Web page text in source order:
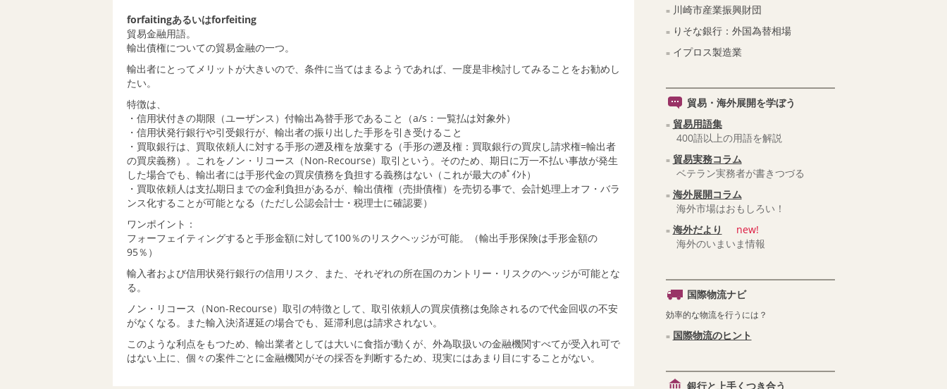
forfaitingあるいはforfeiting
貿易金融用語。
輸出債権についての貿易金融の一つ。
輸出者にとってメリットが大きいので、条件に当てはまるようであれば、一度是非検討してみることをお勧めし
たい。
特徴は、
・信用状付きの期限（ユーザンス）付輸出為替手形であること（a/s：一覧払は対象外）
・信用状発行銀行や引受銀行が、輸出者の振り出した手形を引き受けること
・買取銀行は、買取依頼人に対する手形の遡及権を放棄する（手形の遡及権：買取銀行の買戻し請求権=輸出者
の買戻義務）。これをノン・リコース（Non-Recourse）取引という。そのため、期日に万一不払い事故が発生
した場合でも、輸出者には手形代金の買戻債務を負担する義務はない（これが最大のﾎﾟｲﾝﾄ）
・買取依頼人は支払期日までの金利負担があるが、輸出債権（売掛債権）を売切る事で、会計処理上オフ・バラ
ンス化することが可能となる（ただし公認会計士・税理士に確認要）
ワンポイント：
フォーフェイティングすると手形金額に対して100％のリスクヘッジが可能。（輸出手形保険は手形金額の
95％）
輸入者および信用状発行銀行の信用リスク、また、それぞれの所在国のカントリー・リスクのヘッジが可能とな
る。
ノン・リコース（Non-Recourse）取引の特徴として、取引依頼人の買戻債務は免除されるので代金回収の不安
がなくなる。また輸入決済遅延の場合でも、延滞利息は請求されない。
このような利点をもつため、輸出業者としては大いに食指が動くが、外為取扱いの金融機関すべてが受入れ可で
はない上に、個々の案件ごとに金融機関がその採否を判断するため、現実にはあまり目にすることがない。
川崎市産業振興財団
りそな銀行：外国為替相場
イプロス製造業
貿易・海外展開を学ぼう
貿易用語集
400語以上の用語を解説
貿易実務コラム
ベテラン実務者が書きつづる
海外展開コラム
海外市場はおもしろい！
海外だより
new!
海外のいまいま情報
国際物流ナビ
効率的な物流を行うには？
国際物流のヒント
銀行と上手くつき合う